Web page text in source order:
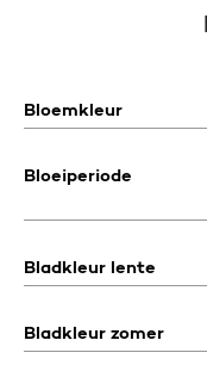
Bloemkleur
Bloeiperiode
Bladkleur lente
Bladkleur zomer